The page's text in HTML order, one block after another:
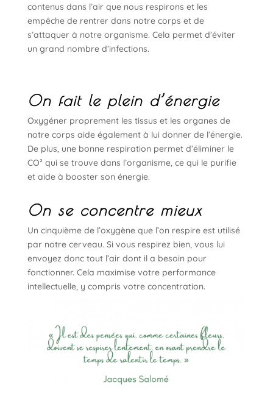
contenus dans l’air que nous respirons et les
empêche de rentrer dans notre corps et de
s’attaquer à notre organisme. Cela permet d’éviter
un grand nombre d’infections.
On fait le plein d’énergie
Oxygéner proprement les tissus et les organes de
notre corps aide également à lui donner de l’énergie.
De plus, une bonne respiration permet d’éliminer le
CO² qui se trouve dans l’organisme, ce qui le purifie
et aide à booster son énergie.
On se concentre mieux
Un cinquième de l’oxygène que l’on respire est utilisé
par notre cerveau. Si vous respirez bien, vous lui
envoyez donc tout l’air dont il a besoin pour
fonctionner. Cela maximise votre performance
intellectuelle, y compris votre concentration.